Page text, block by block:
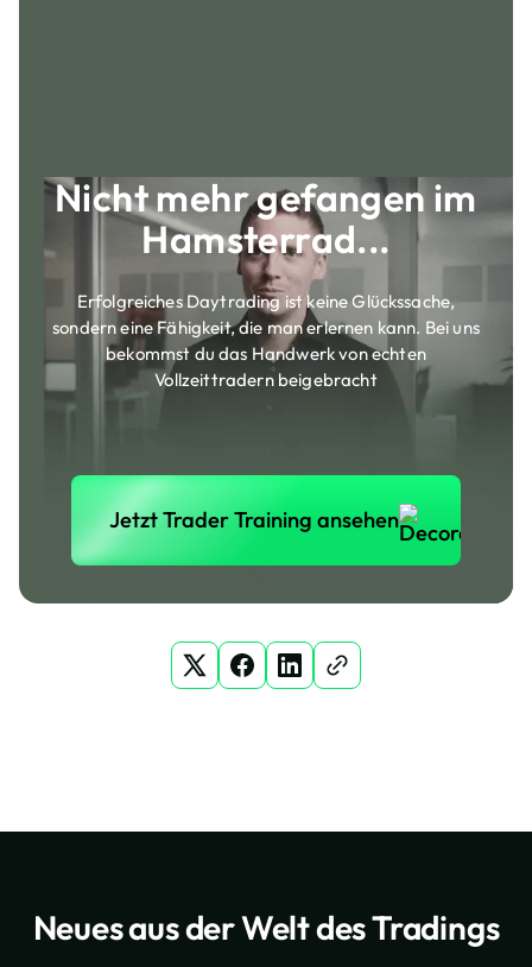
Nicht mehr gefangen im
Hamsterrad...
Erfolgreiches Daytrading ist keine Glückssache,
sondern eine Fähigkeit, die man erlernen kann. Bei uns
bekommst du das Handwerk von echten
Vollzeittradern beigebracht
Jetzt Trader Training ansehen
Jetzt Trader Training
Neues aus der Welt des Tradings